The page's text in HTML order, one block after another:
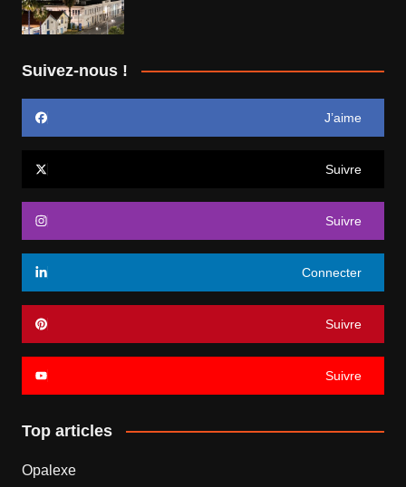
Suivez-nous !
J’aime
Suivre
Suivre
Connecter
Suivre
Suivre
Top articles
Opalexe